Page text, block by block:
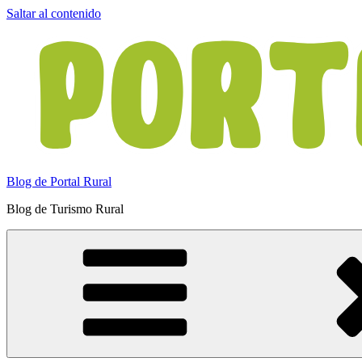
Saltar al contenido
Blog de Portal Rural
Blog de Turismo Rural